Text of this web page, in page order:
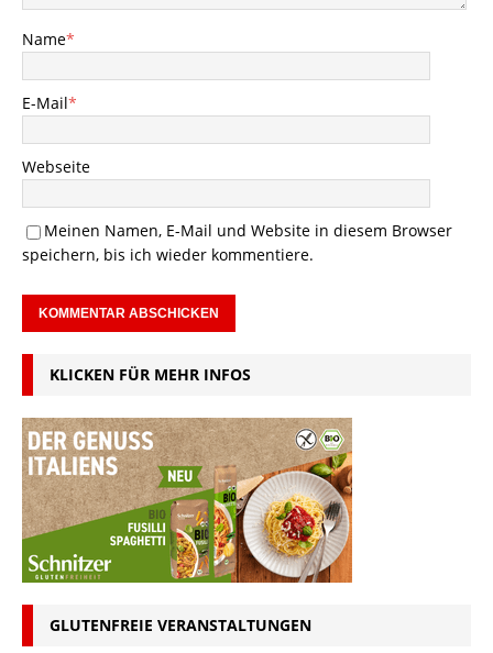
Name*
E-Mail*
Webseite
Meinen Namen, E-Mail und Website in diesem Browser
speichern, bis ich wieder kommentiere.
KLICKEN FÜR MEHR INFOS
GLUTENFREIE VERANSTALTUNGEN